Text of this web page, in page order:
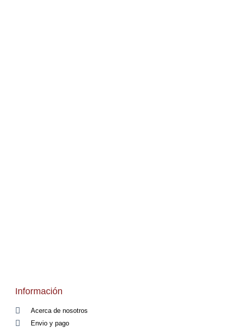
Información
Acerca de nosotros
Envio y pago